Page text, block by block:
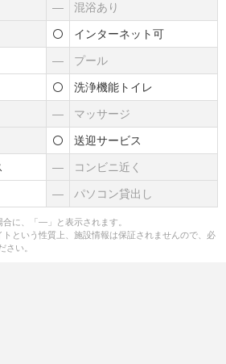
― 混浴あり
インターネット可
― プール
洗浄機能トイレ
― マッサージ
送迎サービス
― コンビニ近く
― パソコン貸出し
に、「―」と表示されます。
という性質上、施設情報は保証されませんので、必
さい。